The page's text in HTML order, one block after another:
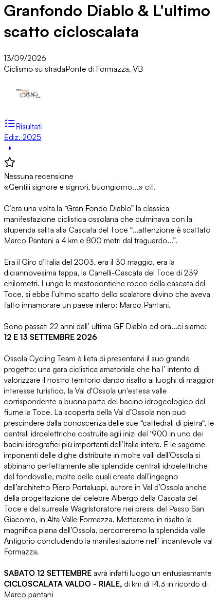
Granfondo Diablo & L'ultimo
scatto cicloscalata
13/09/2026
Ciclismo su stradaPonte di Formazza, VB
Risultati
Ediz. 2025
Nessuna recensione
«Gentili signore e signori, buongiorno...» cit.
C’era una volta la “Gran Fondo Diablo” la classica
manifestazione ciclistica ossolana che culminava con la
stupenda salita alla Cascata del Toce “...attenzione è scattato
Marco Pantani a 4 km e 800 metri dal traguardo...”.
Era il Giro d’Italia del 2003, era il 30 maggio, era la
diciannovesima tappa, la Canelli-Cascata del Toce di 239
chilometri. Lungo le mastodontiche rocce della cascata del
Toce, si ebbe l’ultimo scatto dello scalatore divino che aveva
fatto innamorare un paese intero: Marco Pantani.
Sono passati 22 anni dall’ ultima GF Diablo ed ora...ci siamo:
12 E 13 SETTEMBRE 2026
Ossola Cycling Team è lieta di presentarvi il suo grande
progetto: una gara ciclistica amatoriale che ha l’ intento di
valorizzare il nostro territorio dando risalto ai luoghi di maggior
interesse turistico, la Val d'Ossola un'estesa valle
corrispondente a buona parte del bacino idrogeologico del
fiume la Toce. La scoperta della Val d’Ossola non può
prescindere dalla conoscenza delle sue “cattedrali di pietra“, le
centrali idroelettriche costruite agli inizi del ‘900 in uno dei
bacini idrografici più importanti dell’Italia intera. E le sagome
imponenti delle dighe distribuite in molte valli dell’Ossola si
abbinano perfettamente alle splendide centrali idroelettriche
del fondovalle, molte delle quali create dall’ingegno
dell’architetto Piero Portaluppi, autore in Val d’Ossola anche
della progettazione del celebre Albergo della Cascata del
Toce e del surreale Wagristoratore nei pressi del Passo San
Giacomo, in Alta Valle Formazza. Metteremo in risalto la
magnifica piana dell’Ossola, percorreremo la splendida valle
Antigorio concludendo la manifestazione nell’ incantevole val
Formazza.
SABATO 12 SETTEMBRE avrà infatti luogo un entusiasmante
CICLOSCALATA VALDO - RIALE, di km di 14.3 in ricordo di
Marco pantani